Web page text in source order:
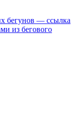
бегунов — ссылка
из бегового